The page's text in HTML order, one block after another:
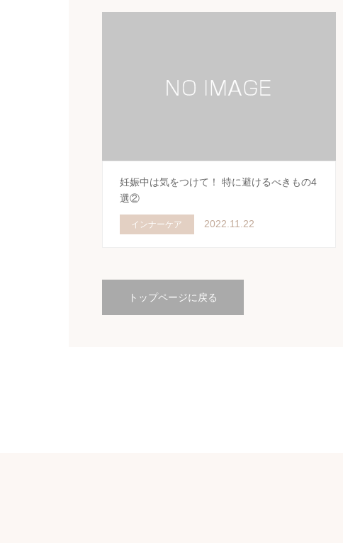
妊娠中は気をつけて！ 特に避けるべきもの4
選②
インナーケア 2022.11.22
トップページに戻る